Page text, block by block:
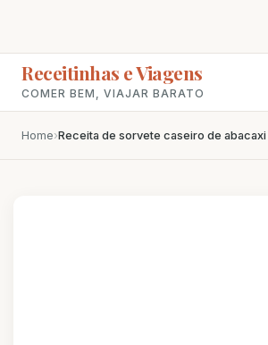
Receitinhas e Viagens
COMER BEM, VIAJAR BARATO
Home›Receita de sorvete caseiro de abacaxi